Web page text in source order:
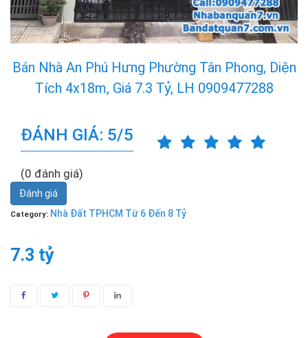
Bán Nhà An Phú Hưng Phường Tân Phong, Diện
Tích 4x18m, Giá 7.3 Tỷ, LH 0909477288
ĐÁNH GIÁ: 5/5
(0 đánh giá)
Đánh giá
Category: Nhà Đất TPHCM Từ 6 Đến 8 Tỷ
7.3 tỷ